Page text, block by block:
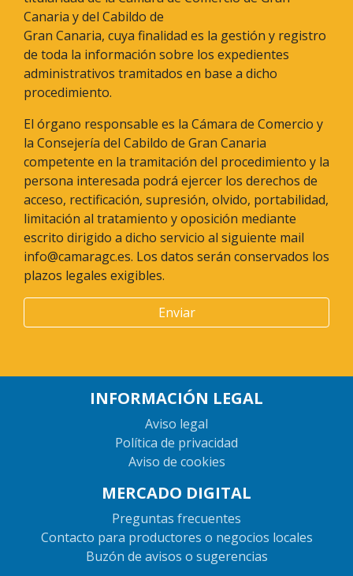
Canaria y del Cabildo de
Gran Canaria, cuya finalidad es la gestión y registro
de toda la información sobre los expedientes
administrativos tramitados en base a dicho
procedimiento.
El órgano responsable es la Cámara de Comercio y
la Consejería del Cabildo de Gran Canaria
competente en la tramitación del procedimiento y la
persona interesada podrá ejercer los derechos de
acceso, rectificación, supresión, olvido, portabilidad,
limitación al tratamiento y oposición mediante
escrito dirigido a dicho servicio al siguiente mail
info@camaragc.es. Los datos serán conservados los
plazos legales exigibles.
INFORMACIÓN LEGAL
Aviso legal
Política de privacidad
Aviso de cookies
MERCADO DIGITAL
Preguntas frecuentes
Contacto para productores o negocios locales
Buzón de avisos o sugerencias